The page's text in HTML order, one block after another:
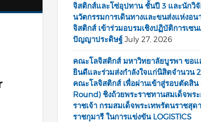
จิสติกส์และโซ่อุปทาน ชั้นปี 3 และนักวิ
นวัตกรรมการเดินทางและขนส่งแห่งอ
จิสติกส์ เข้าร่วมอบรมเชิงปฏิบัติการเซน
ปัญญาประดิษฐ์ July 27, 2026
คณะโลจิสติกส์ มหาวิทยาลัยบูรพา ขอแ
ยินดีและร่วมส่งกำลังใจแก่นิสิตจำนวน
คณะโลจิสติกส์ เพื่อผ่านเข้าสู่รอบตัดสิน
Round) ชิงถ้วยพระราชทานสมเด็จพร
ราชเจ้า กรมสมเด็จพระเทพรัตนราชสุด
ราชกุมารี ในการแข่งขัน LOGISTICS